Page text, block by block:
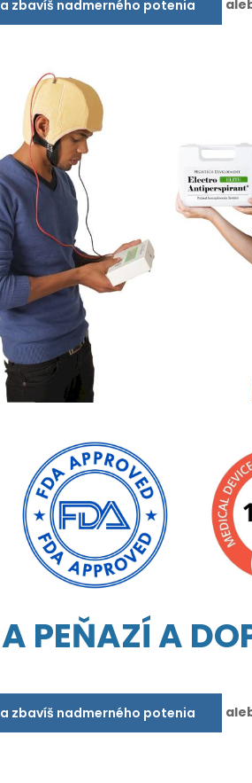
zbavíš nadmerného potenia
PEŇAZÍ A
zbavíš nadmerného potenia